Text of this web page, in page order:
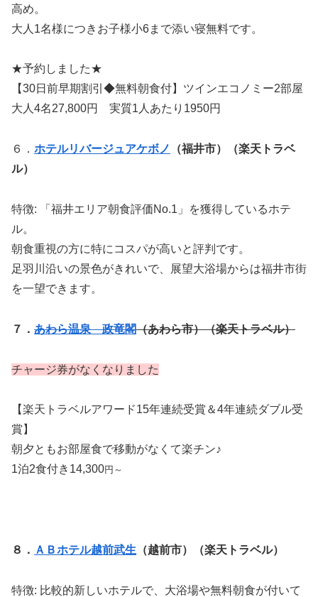
高め。
大人1名様につきお子様小6まで添い寝無料です。
★予約しました★
【30日前早期割引◆無料朝食付】ツインエコノミー2部屋
大人4名27,800円 実質1人あたり1950円
６． ホテルリバージュアケボノ
（福井市）（楽天トラベ
ル）
特徴: 「福井エリア朝食評価No.1」を獲得しているホテ
ル。
朝食重視の方に特にコスパが高いと評判です。
足羽川沿いの景色がきれいで、展望大浴場からは福井市街
を一望できます。
７． あわら温泉 政竜閣（あわら市）（楽天トラベル）
チャージ券がなくなりました
【楽天トラベルアワード15年連続受賞＆4年連続ダブル受
賞】
朝夕ともお部屋食で移動がなくて楽チン♪
1泊2食付き14,300円～
８． ＡＢホテル越前武生 （越前市）（楽天トラベル）
特徴: 比較的新しいホテルで、大浴場や無料朝食が付いて